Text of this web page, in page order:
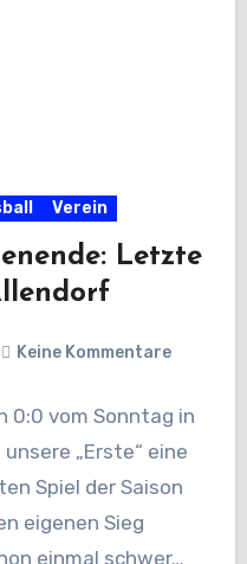
Verein
Letzte
Keine Kommentare
0:0 vom Sonntag in
„Erste“ eine
Spiel der Saison
eigenen Sieg
einmal schwer…